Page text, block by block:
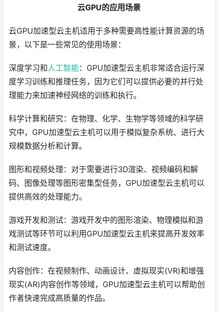
云GPU的应用场景
云GPU加速型云主机适用于多种需要高性能计算资源的场
景，以下是一些常见的使用场景：
深度学习和人工智能：GPU加速型云主机非常适合运行深
度学习训练和推理任务，因为它们可以提供必要的并行处
理能力来加速神经网络的训练和执行。
科学计算和研究：在物理、化学、生物学等领域的科学研
究中，GPU加速型云主机可以用于模拟复杂系统、进行大
规模数据分析和计算。
图形和视频处理：对于需要进行3D渲染、视频编码和解
码、图像处理等图形密集型任务，GPU加速型云主机可以
提供高效的处理能力。
游戏开发和测试：游戏开发中的图形渲染、物理模拟和游
戏测试等环节可以利用GPU加速型云主机来提高开发效率
和测试速度。
内容创作：在视频制作、动画设计、虚拟现实(VR)和增强
现实(AR)内容创作等领域，GPU加速型云主机可以帮助创
作者快速完成高质量的作品。